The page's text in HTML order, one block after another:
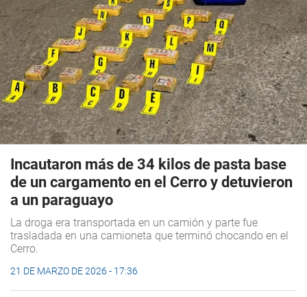
Incautaron más de 34 kilos de pasta base
de un cargamento en el Cerro y detuvieron
a un paraguayo
La droga era transportada en un camión y parte fue
trasladada en una camioneta que terminó chocando en el
Cerro.
21 DE MARZO DE 2026 - 17:36